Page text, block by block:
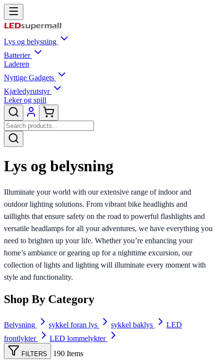
Lys og belysning
Batterier
Laderen
Nyttige Gadgets
Kjæledyrutstyr
Leker og spill
Lys og belysning
Illuminate your world with our extensive range of indoor and
outdoor lighting solutions. From vibrant bike headlights and
taillights that ensure safety on the road to powerful flashlights and
versatile headlamps for all your adventures, we have everything you
need to brighten up your life. Whether you’re enhancing your
home’s ambiance or gearing up for a nighttime excursion, our
collection of lights and lighting will illuminate every moment with
style and functionality.
Shop By Category
Belysning sykkel foran lys sykkel baklys
LED
frontlykter
LED lommelykter
FILTERS 190 Items